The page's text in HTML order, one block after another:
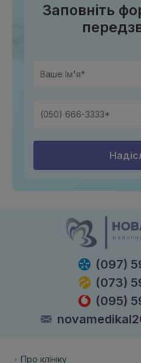
Заповніть
(097)
(073)
(095)
Про клініку